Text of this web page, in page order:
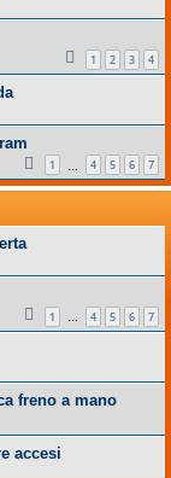
1 2 3 4
1 4 5 6 7
1 … 4 5 6 7
freno a mano
accesi